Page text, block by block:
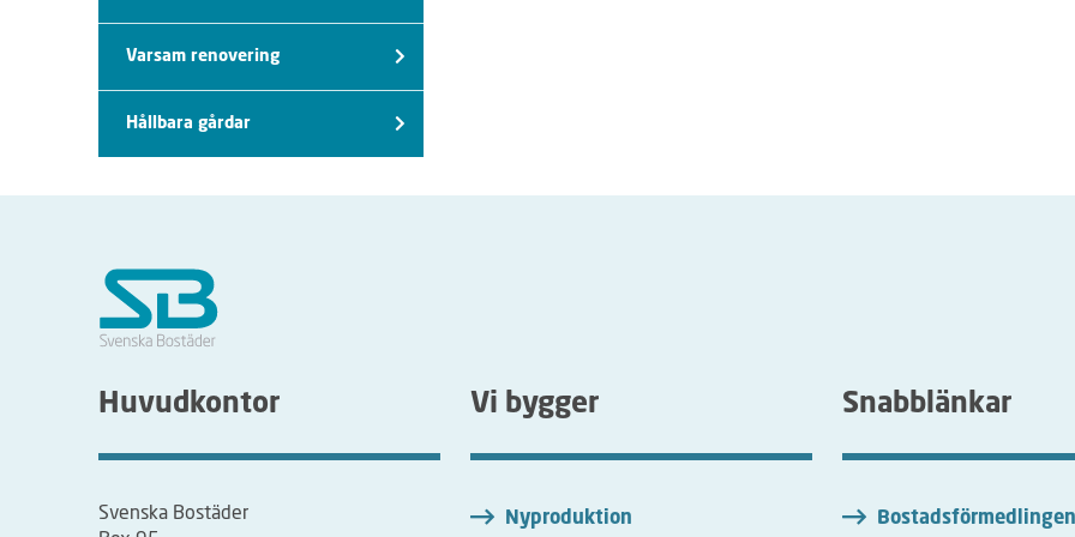
Varsam renovering
Hållbara gårdar
Huvudkontor
Svenska Bostäder
Vi bygger
Nyproduktion
Snabblänkar
Bostadsförmedlingen